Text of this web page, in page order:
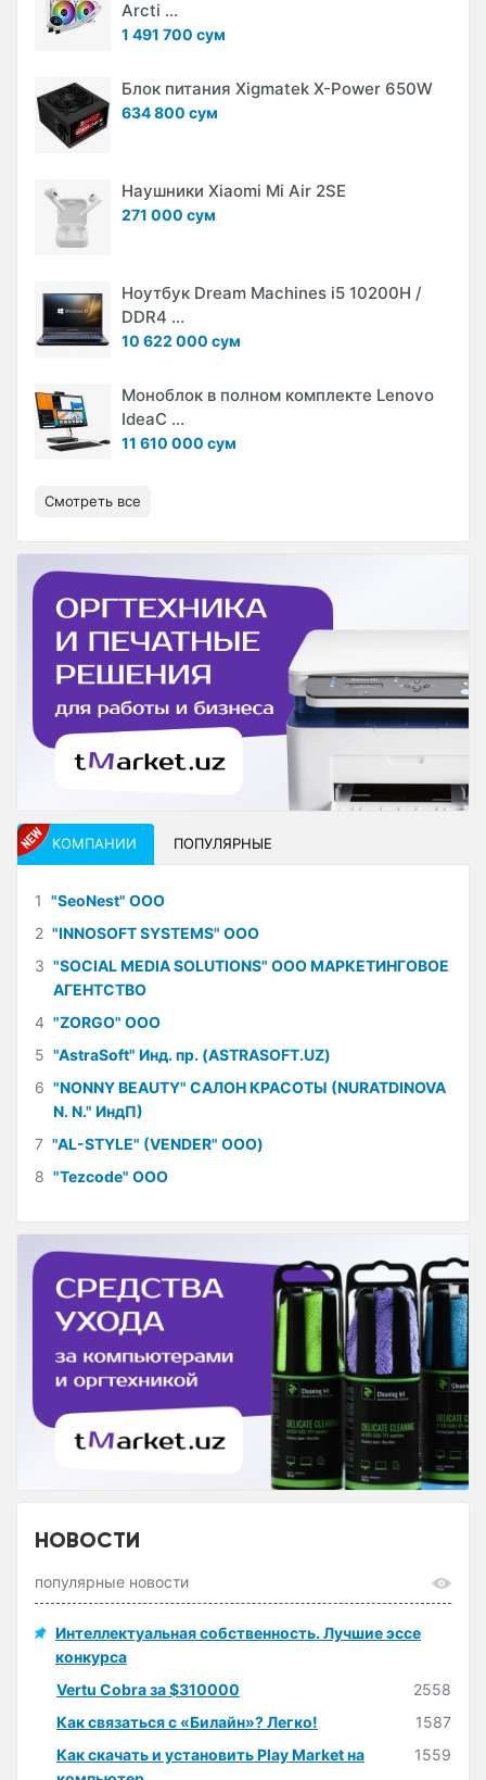
Arcti ...
1 491 700 сум
Блок питания Xigmatek X-Power 650W
634 800 сум
Наушники Xiaomi Mi Air 2SE
271 000 сум
Ноутбук Dream Machines i5 10200H /
DDR4 ...
10 622 000 сум
Моноблок в полном комплекте Lenovo
IdeaC ...
11 610 000 сум
Смотреть все
КОМПАНИИ ПОПУЛЯРНЫЕ
1 "SeoNest" ООО
2 "INNOSOFT SYSTEMS" ООО
3 "SOCIAL MEDIA SOLUTIONS" ООО МАРКЕТИНГОВОЕ
АГЕНТСТВО
4 "ZORGO" ООО
5 "AstraSoft" Инд. пр. (ASTRASOFT.UZ)
6 "NONNY BEAUTY" САЛОН КРАСОТЫ (NURATDINOVA
N. N." ИндП)
7 "AL-STYLE" (VENDER" ООО)
8 "Tezcode" ООО
НОВОСТИ
популярные новости
Интеллектуальная собственность. Лучшие эссе
конкурса
Vertu Cobra за $310000
2558
Как связаться с «Билайн»? Легко!
1587
Как скачать и установить Play Market на
1559